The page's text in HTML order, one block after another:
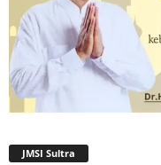
JMSI Sultra